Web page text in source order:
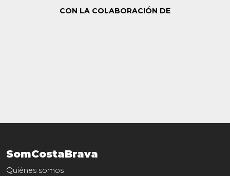
CON LA COLABORACIÓN DE
SomCostaBrava
Quiénes somos